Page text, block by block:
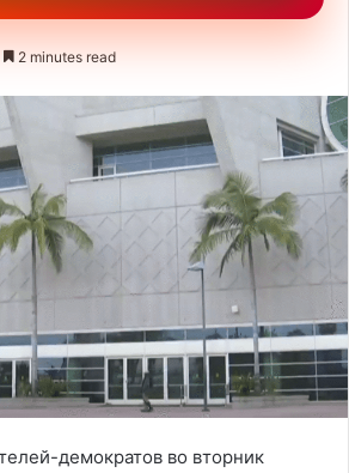
2 minutes read
демократов во вторник